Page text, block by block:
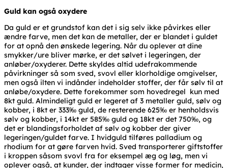
Guld kan også oxydere
Da guld er et grundstof kan det i sig selv ikke påvirkes eller
ændre farve, men det kan de metaller, der er blandet i guldet
for at opnå den ønskede legering. Når du oplever at dine
smykker/ure bliver mørke, er det sølvet i legeringen, der
anløber/oxyderer. Dette skyldes altid udefrakommende
påvirkninger så som sved, svovl eller klorholdige omgivelser,
men også ilten vi indånder indeholder stoffer, der får sølv til at
anløbe/oxydere. Dette forekommer som hovedregel kun med
8kt guld. Almindeligt guld er legeret af 3 metaller guld, sølv og
kobber, i 8kt er 333‰ guld, de resterende 625‰ er henholdsvis
sølv og kobber, i 14kt er 585‰ guld og 18kt er det 750‰, og
det er blandingsforholdet af sølv og kobber der giver
legeringen/guldet farve. I hvidguld tilføres palladium og
rhodium for at gøre farven hvid. Sved transporterer giftstoffer
i kroppen såsom svovl fra for eksempel æg og løg, men vi
oplever også, at kunder, der indtager visse former for medicin,